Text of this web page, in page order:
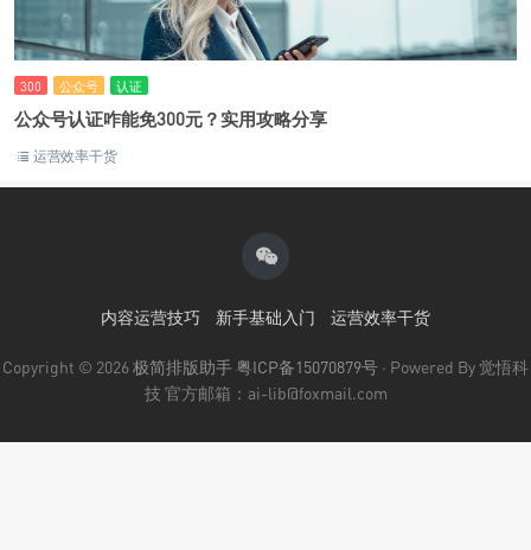
300 公众号 认证
公众号认证咋能免300元？实用攻略分享
运营效率干货
内容运营技巧 新手基础入门 运营效率干货
Copyright © 2026极简排版助手粤ICP备15070879号 · Powered By 觉悟科
技 官方邮箱：ai-lib@foxmail.com